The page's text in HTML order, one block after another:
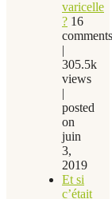
varicelle
? 16
comments
|
305.5k
views
|
posted
on
juin
3,
2019
Et si
c’était